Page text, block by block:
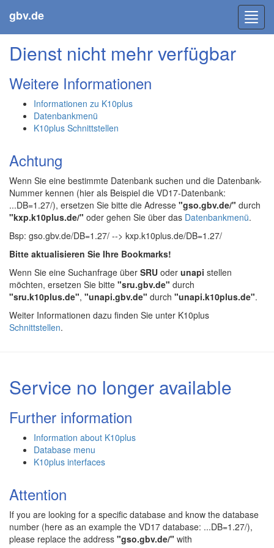
gbv.de
Dienst nicht mehr verfügbar
Weitere Informationen
Informationen zu K10plus
Datenbankmenü
K10plus Schnittstellen
Achtung
Wenn Sie eine bestimmte Datenbank suchen und die Datenbank-
Nummer kennen (hier als Beispiel die VD17-Datenbank:
...DB=1.27/), ersetzen Sie bitte die Adresse "gso.gbv.de/" durch
"kxp.k10plus.de/" oder gehen Sie über das Datenbankmenü.
Bsp: gso.gbv.de/DB=1.27/ --> kxp.k10plus.de/DB=1.27/
Bitte aktualisieren Sie Ihre Bookmarks!
Wenn Sie eine Suchanfrage über SRU oder unapi stellen
möchten, ersetzen Sie bitte "sru.gbv.de" durch
"sru.k10plus.de", "unapi.gbv.de" durch "unapi.k10plus.de".
Weiter Informationen dazu finden Sie unter K10plus
Schnittstellen.
Service no longer available
Further information
Information about K10plus
Database menu
K10plus interfaces
Attention
If you are looking for a specific database and know the database
number (here as an example the VD17 database: ...DB=1.27/),
please replace the address "gso.gbv.de/" with